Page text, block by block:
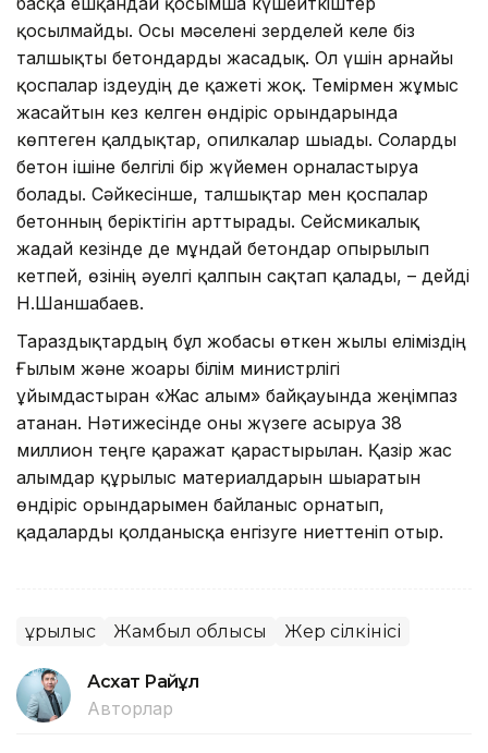
қосылмайды. Осы мәселені зерделей келе біз
талшықты бетондарды жасадық. Ол үшін арнайы
қоспалар іздеудің де қажеті жоқ. Темірмен жұмыс
жасайтын кез келген өндіріс орындарында
көптеген қалдықтар, опилкалар шығады. Соларды
бетон ішіне белгілі бір жүйемен орналастыруға
болады. Сәйкесінше, талшықтар мен қоспалар
бетонның беріктігін арттырады. Сейсмикалық
жағдай кезінде де мұндай бетондар опырылып
кетпей, өзінің әуелгі қалпын сақтап қалады, – дейді
Н.Шаншабаев.
Тараздықтардың бұл жобасы өткен жылы еліміздің
Ғылым және жоғары білім министрлігі
ұйымдастырған «Жас ғалым» байқауында жеңімпаз
атанған. Нәтижесінде оны жүзеге асыруға 38
миллион теңге қаражат қарастырылған. Қазір жас
ғалымдар құрылыс материалдарын шығаратын
өндіріс орындарымен байланыс орнатып,
қадаларды қолданысқа енгізуге ниеттеніп отыр.
Құрылыс Жамбыл облысы Жер сілкінісі
Асхат Райқұл
Авторлар